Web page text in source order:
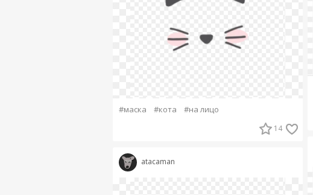
#маска #кота #на лицо
14
atacaman